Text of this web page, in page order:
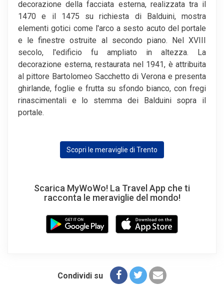
decorazione della facciata esterna, realizzata tra il
1470 e il 1475 su richiesta di Balduini, mostra
elementi gotici come l'arco a sesto acuto del portale
e le finestre ostruite al secondo piano. Nel XVIII
secolo, l'edificio fu ampliato in altezza. La
decorazione esterna, restaurata nel 1941, è attribuita
al pittore Bartolomeo Sacchetto di Verona e presenta
ghirlande, foglie e frutta su sfondo bianco, con fregi
rinascimentali e lo stemma dei Balduini sopra il
portale.
Scopri le meraviglie di Trento
Scarica MyWoWo! La Travel App che ti
racconta le meraviglie del mondo!
Condividi su